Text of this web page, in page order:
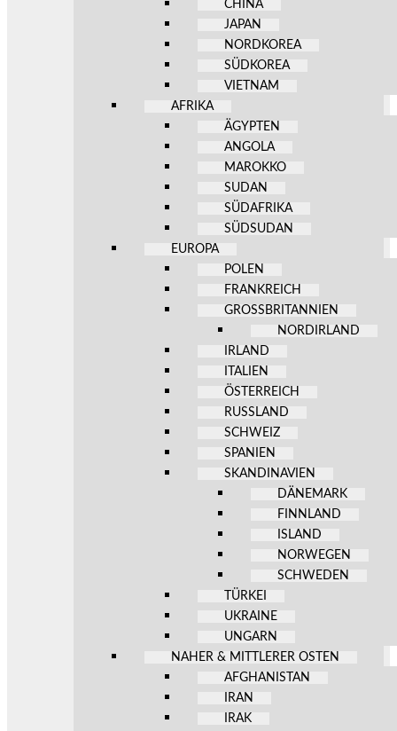
CHINA
JAPAN
NORDKOREA
SÜDKOREA
VIETNAM
AFRIKA
ÄGYPTEN
ANGOLA
MAROKKO
SUDAN
SÜDAFRIKA
SÜDSUDAN
EUROPA
POLEN
FRANKREICH
GROSSBRITANNIEN
NORDIRLAND
IRLAND
ITALIEN
ÖSTERREICH
RUSSLAND
SCHWEIZ
SPANIEN
SKANDINAVIEN
DÄNEMARK
FINNLAND
ISLAND
NORWEGEN
SCHWEDEN
TÜRKEI
UKRAINE
UNGARN
NAHER & MITTLERER OSTEN
AFGHANISTAN
IRAN
IRAK